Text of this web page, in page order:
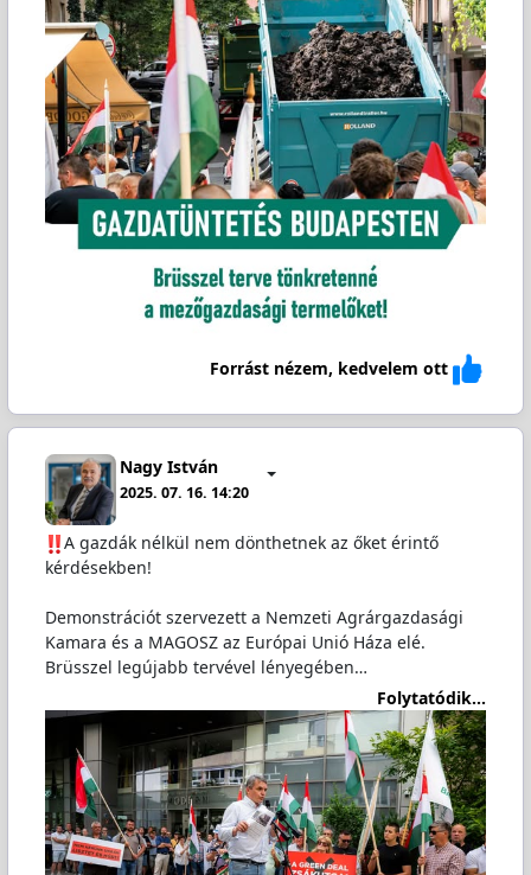
Forrást nézem, kedvelem ott
Nagy István
2025. 07. 16. 14:20
A gazdák nélkül nem dönthetnek az őket érintő
kérdésekben!
Demonstrációt szervezett a Nemzeti Agrárgazdasági
Kamara és a MAGOSZ az Európai Unió Háza elé.
Brüsszel legújabb tervével lényegében…
Folytatódik...